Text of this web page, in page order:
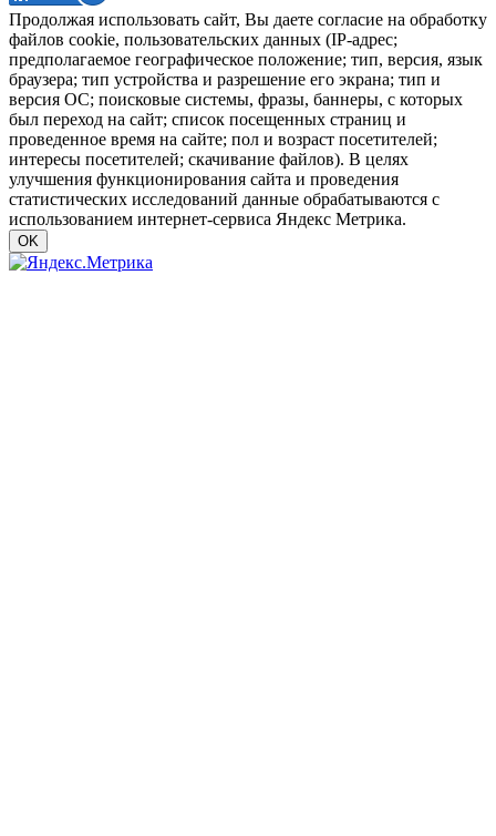
Продолжая использовать сайт, Вы даете согласие на обработку
файлов cookie, пользовательских данных (IP-адрес;
предполагаемое географическое положение; тип, версия, язык
браузера; тип устройства и разрешение его экрана; тип и
версия ОС; поисковые системы, фразы, баннеры, с которых
был переход на сайт; список посещенных страниц и
проведенное время на сайте; пол и возраст посетителей;
интересы посетителей; скачивание файлов). В целях
улучшения функционирования сайта и проведения
статистических исследований данные обрабатываются с
использованием интернет-сервиса Яндекс Метрика.
OK